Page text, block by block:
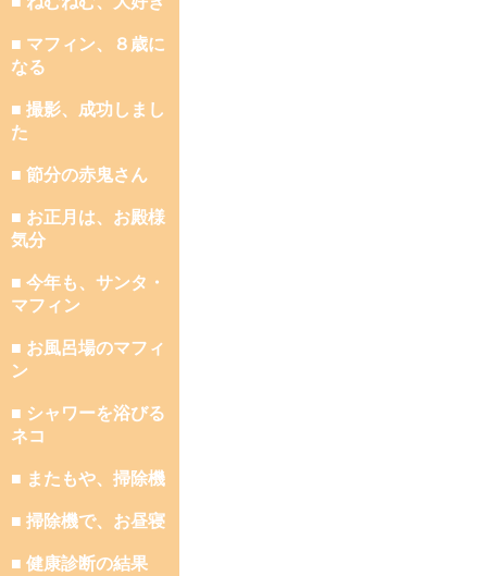
■ マフィン、８歳に
なる
■ 撮影、成功しまし
た
■ 節分の赤鬼さん
■ お正月は、お殿様
気分
■ 今年も、サンタ・
マフィン
■ お風呂場のマフィ
ン
■ シャワーを浴びる
ネコ
■ またもや、掃除機
■ 掃除機で、お昼寝
■ 健康診断の結果